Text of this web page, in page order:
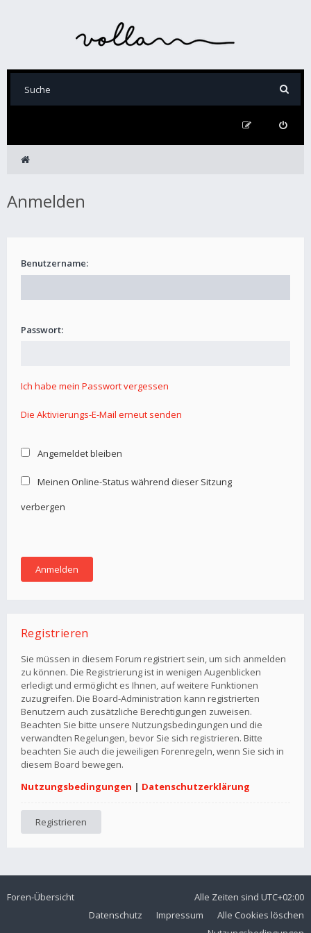
Anmelden
Benutzername:
Passwort:
Ich habe mein Passwort vergessen
Die Aktivierungs-E-Mail erneut senden
Angemeldet bleiben
Meinen Online-Status während dieser Sitzung
verbergen
Registrieren
Sie müssen in diesem Forum registriert sein, um sich anmelden
zu können. Die Registrierung ist in wenigen Augenblicken
erledigt und ermöglicht es Ihnen, auf weitere Funktionen
zuzugreifen. Die Board-Administration kann registrierten
Benutzern auch zusätzliche Berechtigungen zuweisen.
Beachten Sie bitte unsere Nutzungsbedingungen und die
verwandten Regelungen, bevor Sie sich registrieren. Bitte
beachten Sie auch die jeweiligen Forenregeln, wenn Sie sich in
diesem Board bewegen.
Nutzungsbedingungen | Datenschutzerklärung
Registrieren
Foren-Übersicht Alle Zeiten sind UTC+02:00
Alle Cookies löschen
Impressum
Datenschutz